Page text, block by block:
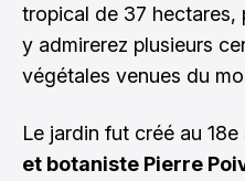
tropical de 37 hectares,
y admirerez plusieurs
végétales venues du
Le jardin fut créé au 18e
et botaniste Pierre